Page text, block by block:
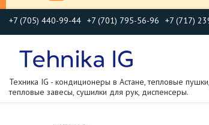
+7 (705) 440-99-44 +7 (701) 795-56-96 +7 (717)
Техника IG - кондиционеры в Астане, тепловые пушки,
тепловые завесы, сушилки для рук, диспенсеры.